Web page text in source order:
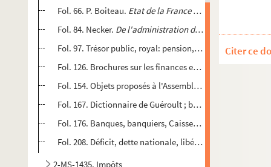
Fol. 66. P. Boiteau. Etat de la France en 1789 : finances
Fol. 84. Necker. De l'administration des finances de la
Fol. 97. Trésor public, royal: pension, cour des
Fol. 126. Brochures sur les finances et les impôts :
Fol. 154. Objets proposés à l'Assemblée des Notables par
Fol. 167. Dictionnaire de Guéroult ; bureau des finances ;
Fol. 176. Banques, banquiers, Caisses d'escompte,
Fol. 208. Déficit, dette nationale, libération,
2-MS-1435. Impôts
Citer ce